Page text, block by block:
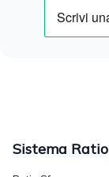
Sistema Ratio